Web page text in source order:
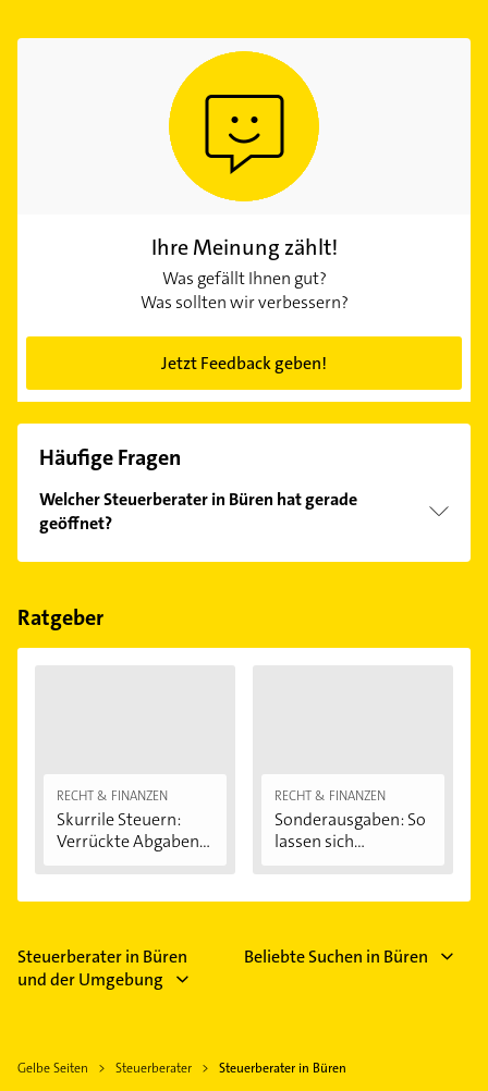
Ihre Meinung zählt!
Was gefällt Ihnen gut?
Was sollten wir verbessern?
Jetzt Feedback geben!
Häufige Fragen
Welcher Steuerberater in Büren hat gerade
geöffnet?
Im Anbieter-Bereich finden Sie alleÖffnungszeiten.
Feiertagen abweichen können.
Ratgeber
RECHT & FINANZEN
Skurrile Steuern:
Verrückte Abgaben...
RECHT & FINANZEN
Sonderausgaben: So
lassen sich...
Steuerberater in Büren
und der Umgebung
Beliebte Suchen in Büren
Gelbe Seiten Steuerberater Steuerberater in Büren